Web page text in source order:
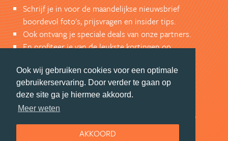
Ook wij gebruiken cookies voor een optimale
gebruikerservaring. Door verder te gaan op
deze site ga je hiermee akkoord.
Meer weten
AKKOORD
Schrijf je in voor de maandelijkse nieuwsbrief
boordevol foto's, prijsvragen en insider tips.
Ook ontvang je speciale deals van onze partners.
En profiteer je van de leukste kortingen op
AANMELDEN NIEUWSBRIEF
En wil je als eerste op de hoogte
zijn?